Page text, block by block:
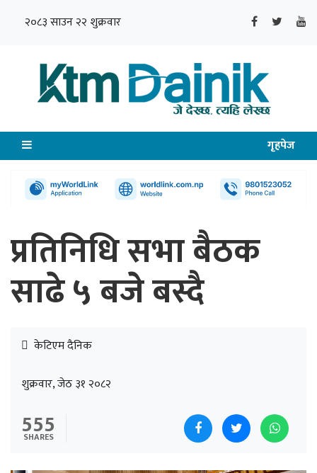
२०८३ साउन २२ शुक्रवार
गृहपेज
प्रतिनिधि सभा बैठक
साढे ५ बजे बस्दै
केटिएम दैनिक
शुक्रवार, जेठ ३१ २०८२
555
SHARES